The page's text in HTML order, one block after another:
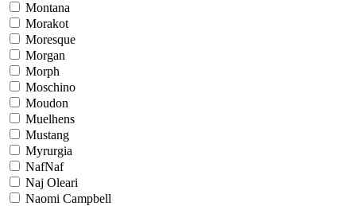
Montana
Morakot
Moresque
Morgan
Morph
Moschino
Moudon
Muelhens
Mustang
Myrurgia
NafNaf
Naj Oleari
Naomi Campbell